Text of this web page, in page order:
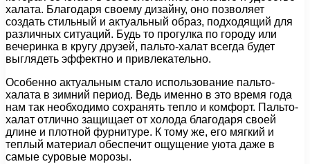
халата. Благодаря своему дизайну, оно позволяет
создать стильный и актуальный образ, подходящий для
различных ситуаций. Будь то прогулка по городу или
вечеринка в кругу друзей, пальто-халат всегда будет
выглядеть эффектно и привлекательно.
Особенно актуальным стало использование пальто-
халата в зимний период. Ведь именно в это время года
нам так необходимо сохранять тепло и комфорт. Пальто-
халат отлично защищает от холода благодаря своей
длине и плотной фурнитуре. К тому же, его мягкий и
теплый материал обеспечит ощущение уюта даже в
самые суровые морозы.